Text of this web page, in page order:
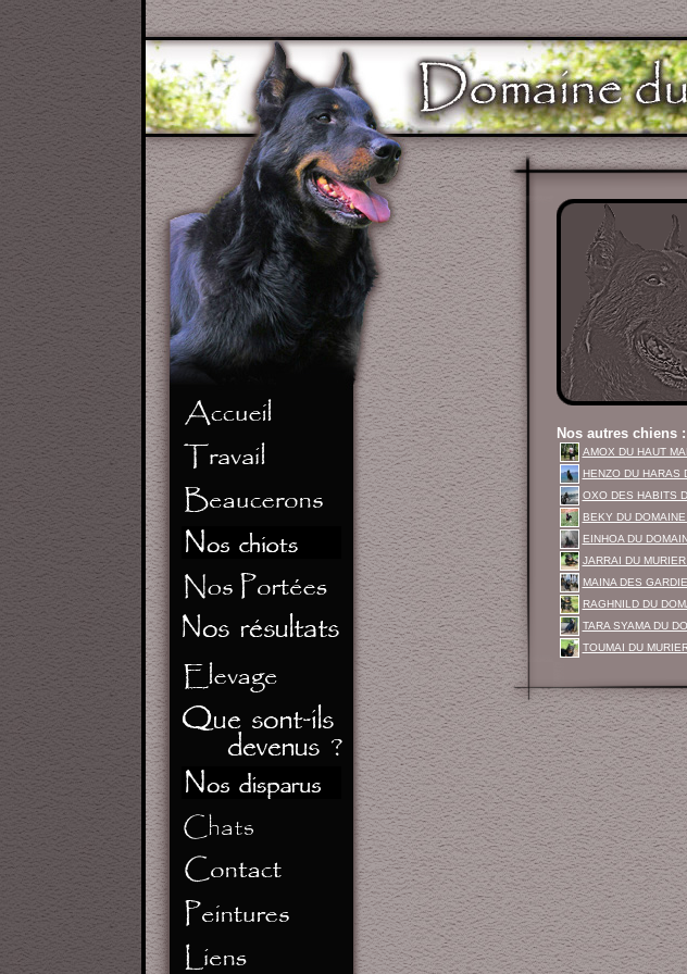
Nos autres chiens :
AMOX DU HAUT
HENZO DU HARAS
OXO DES HABITS
BEKY DU
EINHOA DU
JARRAI DU
MAINA DES
RAGHNILD DU
TARA SYAMA DU
TOUMAI DU